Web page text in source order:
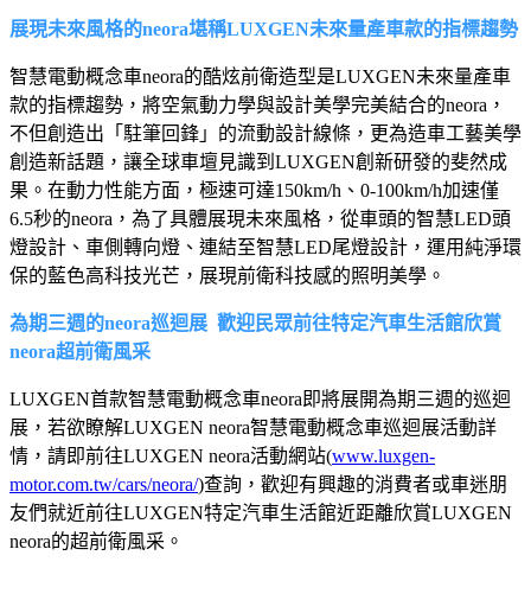
展現未來風格的neora堪稱LUXGEN未來量產車款的指標趨勢
智慧電動概念車neora的酷炫前衛造型是LUXGEN未來量產車
款的指標趨勢，將空氣動力學與設計美學完美結合的neora，
不但創造出「駐筆回鋒」的流動設計線條，更為造車工藝美學
創造新話題，讓全球車壇見識到LUXGEN創新研發的斐然成
果。在動力性能方面，極速可達150km/h、0-100km/h加速僅
6.5秒的neora，為了具體展現未來風格，從車頭的智慧LED頭
燈設計、車側轉向燈、連結至智慧LED尾燈設計，運用純淨環
保的藍色高科技光芒，展現前衛科技感的照明美學。
為期三週的neora巡迴展 歡迎民眾前往特定汽車生活館欣賞
neora超前衛風采
LUXGEN首款智慧電動概念車neora即將展開為期三週的巡迴
展，若欲瞭解LUXGEN neora智慧電動概念車巡迴展活動詳
情，請即前往LUXGEN neora活動網站(www.luxgen-
motor.com.tw/cars/neora/)查詢，歡迎有興趣的消費者或車迷朋
友們就近前往LUXGEN特定汽車生活館近距離欣賞LUXGEN
neora的超前衛風采。